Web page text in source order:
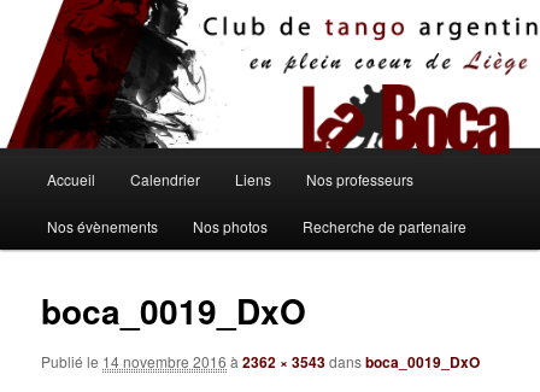
contenu
principal
principal
Accueil Calendrier Liens Nos professeurs
Nos évènements Nos photos Recherche de partenaire
boca_0019_DxO
Publié le 14 novembre 2016 à2362 × 3543dansboca_0019_DxO